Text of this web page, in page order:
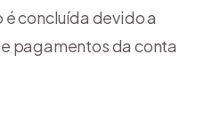
é concluída devido a
pagamentos da conta